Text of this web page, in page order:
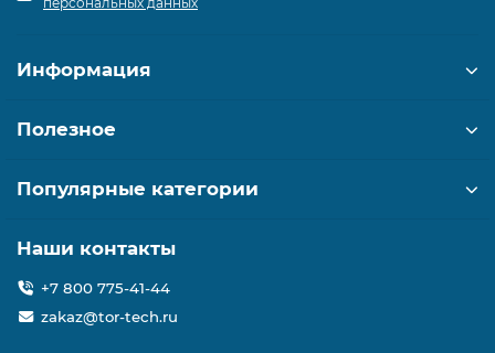
Информация
Полезное
Популярные категории
Наши контакты
+7 800 775-41-44
zakaz@tor-tech.ru